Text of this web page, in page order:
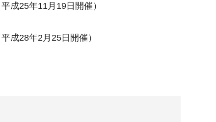
成25年11月19日開催）
成28年2月25日開催）